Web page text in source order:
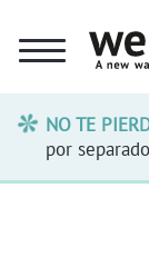
NO TE
por